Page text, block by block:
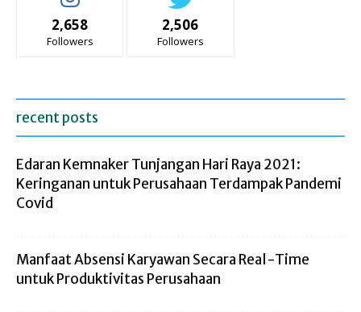
2,658
Followers
2,506
Followers
recent posts
Edaran Kemnaker Tunjangan Hari Raya 2021:
Keringanan untuk Perusahaan Terdampak Pandemi
Covid
Manfaat Absensi Karyawan Secara Real-Time
untuk Produktivitas Perusahaan